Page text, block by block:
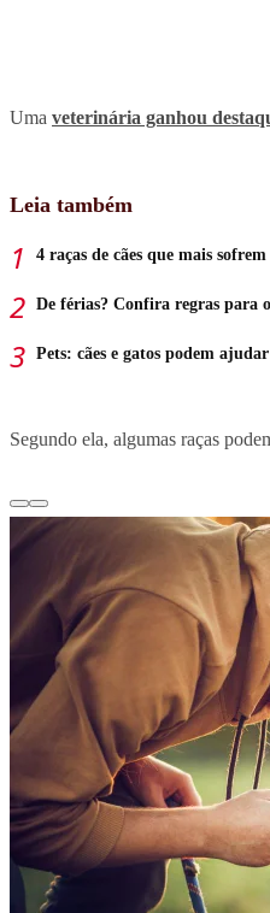
Uma veterinária ganhou
Leia também
4 raças de cães que mais
De férias? Confira regras para
Pets: cães e gatos podem
Segundo ela, algumas raças